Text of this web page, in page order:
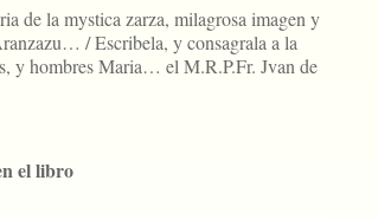
de la mystica zarza, milagrosa imagen y
/ Escribela, y consagrala a la
y hombres Maria… el M.R.P.Fr. Jvan de
el libro